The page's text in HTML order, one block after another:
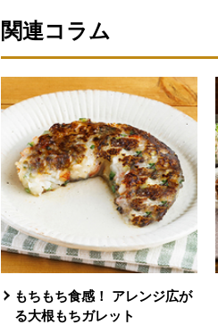
関連コラム
もちもち食感！ アレンジ広が
る大根もちガレット